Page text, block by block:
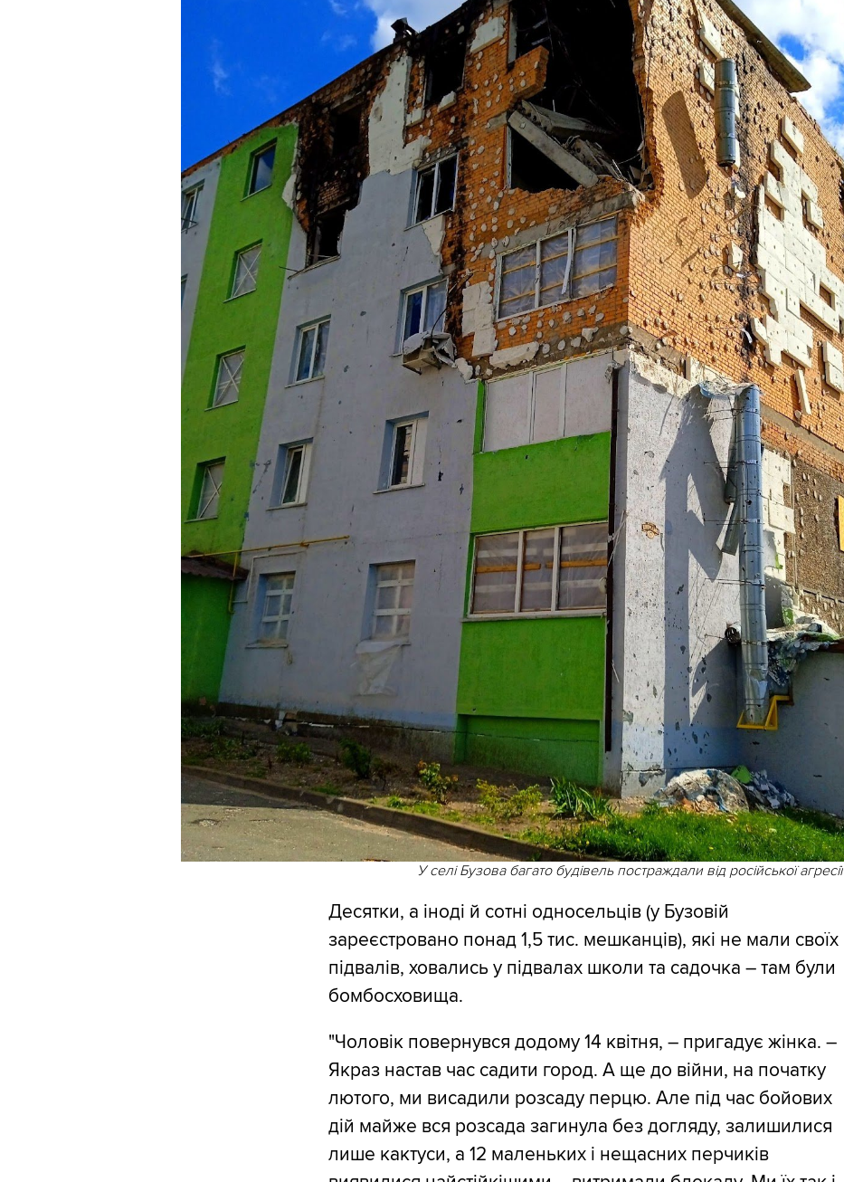
У селі Бузова багато будівель постраждали від російської агресії
Десятки, а іноді й сотні односельців (у Бузовій
зареєстровано понад 1,5 тис. мешканців), які не мали своїх
підвалів, ховались у підвалах школи та садочка – там були
бомбосховища.
"Чоловік повернувся додому 14 квітня, – пригадує жінка. –
Якраз настав час садити город. А ще до війни, на початку
лютого, ми висадили розсаду перцю. Але під час бойових
дій майже вся розсада загинула без догляду, залишилися
лише кактуси, а 12 маленьких і нещасних перчиків